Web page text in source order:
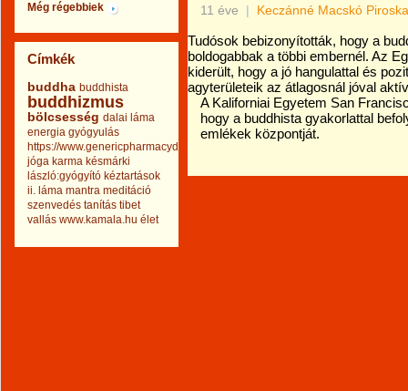
Még régebbiek
Címkék
buddha buddhista
buddhizmus
bölcsesség dalai láma
energia gyógyulás
https://www.genericpharmacydrug.com
jóga karma késmárki
lászló:gyógyító kéztartások
ii. láma mantra meditáció
szenvedés tanítás tibet
vallás www.kamala.hu élet
11 éve | Keczánné Macskó Piroska
Tudósok bebizonyították, hogy a
boldogabbak a többi embernél. Az
kiderült, hogy a jó hangulattal és
agyterületeik az átlagosnál jóval
A Kaliforniai Egyetem San
hogy a buddhista gyakorlattal
emlékek központját.